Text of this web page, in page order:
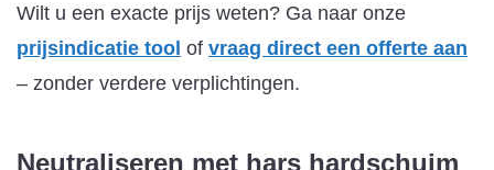
Wilt u een exacte prijs weten? Ga naar onze
prijsindicatie tool of vraag direct een offerte aan
– zonder verdere verplichtingen.
Neutraliseren met hars hardschuim